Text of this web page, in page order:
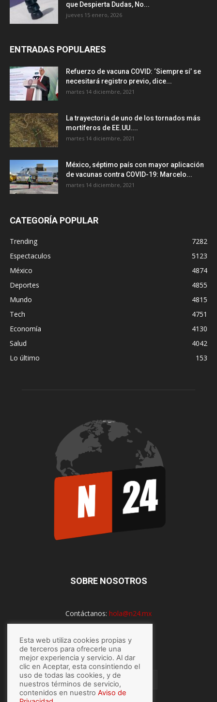
que Despierta Dudas, No...
jueves 15 enero, 2026
ENTRADAS POPULARES
Refuerzo de vacuna COVID: ‘Siempre sí’ se
necesitará registro previo, dice...
martes 14 diciembre, 2021
La trayectoria de uno de los tornados más
mortíferos de EE.UU....
martes 14 diciembre, 2021
México, séptimo país con mayor aplicación
de vacunas contra COVID-19: Marcelo...
martes 14 diciembre, 2021
CATEGORÍA POPULAR
Trending
7282
Espectaculos
5123
México
4874
Deportes
4855
Mundo
4815
Tech
4751
Economía
4130
Salud
4042
Lo último
153
SOBRE NOSOTROS
Contáctanos: hola@n24.mx
SÍGUENOS
Esta web utiliza cookies propias y
de terceros para ofrecerle una
mejor experiencia y servicio. Al dar
clic en Aceptar, esta consintiendo el
uso de todas las cookies, y de
nuestros términos de servicio,
contenidos en nuestro Aviso de